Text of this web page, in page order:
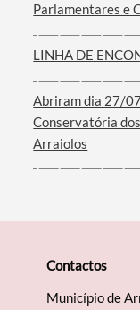
Categorias
Filtros
Parlamentares e
LINHA DE
Abriram dia 27/
Conservatória
Arraiolos
Contactos
Município de